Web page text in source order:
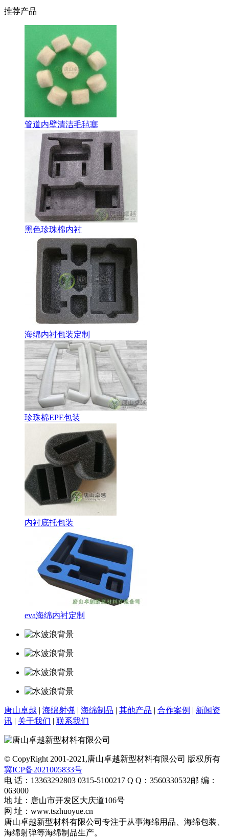
推荐产品
管道内壁清洁毛毡塞
黑色珍珠棉内衬
海绵内衬包装定制
珍珠棉EPE包装
内衬底托包装
eva海绵内衬定制
唐山卓越 | 海绵射弹 | 海绵制品 | 其他产品 | 合作案例 | 新闻资
讯 | 关于我们 | 联系我们
© CopyRight 2001-2021,唐山卓越新型材料有限公司 版权所有
冀ICP备2021005833号
电 话：13363292803 0315-5100217 Q Q：3560330532邮 编：
063000
地 址：唐山市开发区大庆道106号
网 址：www.tszhuoyue.cn
唐山卓越新型材料有限公司专注于从事海绵用品、海绵包装、
海绵射弹等海绵制品生产。